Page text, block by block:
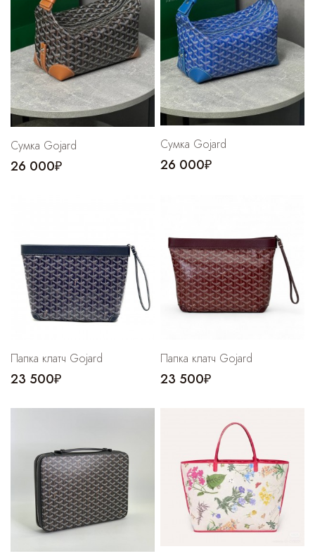
Сумка Gojard
26 000₽
Сумка Gojard
26 000₽
Папка клатч Gojard
23 500₽
Папка клатч Gojard
23 500₽